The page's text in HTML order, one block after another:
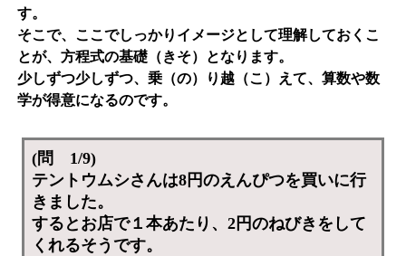
す。
そこで、ここでしっかりイメージとして理解しておくこ
とが、方程式の基礎（きそ）となります。
少しずつ少しずつ、乗（の）り越（こ）えて、算数や数
学が得意になるのです。
(問 1/9)
テントウムシさんは8円のえんぴつを買いに行
きました。
するとお店で１本あたり、2円のねびきをして
くれるそうです。